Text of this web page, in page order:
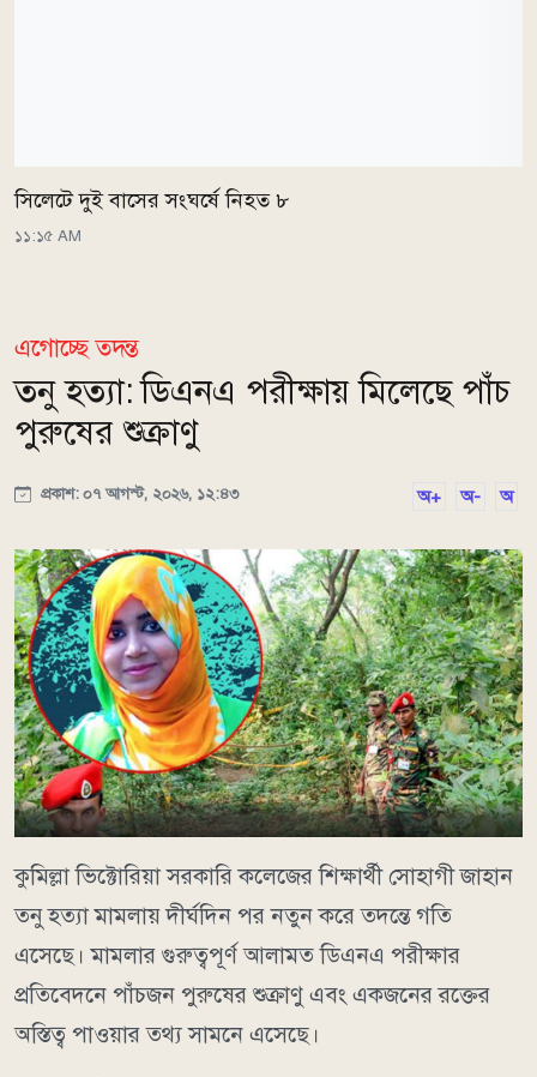
সিলেটে দুই বাসের সংঘর্ষে নিহত ৮
১১:১৫ AM
এগোচ্ছে তদন্ত
তনু হত্যা: ডিএনএ পরীক্ষায় মিলেছে পাঁচ
পুরুষের শুক্রাণু
প্রকাশ: ০৭ আগস্ট, ২০২৬, ১২:৪৩ অ+ অ- অ
কুমিল্লা ভিক্টোরিয়া সরকারি কলেজের শিক্ষার্থী সোহাগী জাহান
তনু হত্যা মামলায় দীর্ঘদিন পর নতুন করে তদন্তে গতি
এসেছে। মামলার গুরুত্বপূর্ণ আলামত ডিএনএ পরীক্ষার
প্রতিবেদনে পাঁচজন পুরুষের শুক্রাণু এবং একজনের রক্তের
অস্তিত্ব পাওয়ার তথ্য সামনে এসেছে।